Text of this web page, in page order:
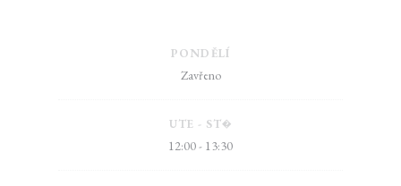
PONDĚLÍ
Zavřeno
UTE - ST�
12:00 - 13:30